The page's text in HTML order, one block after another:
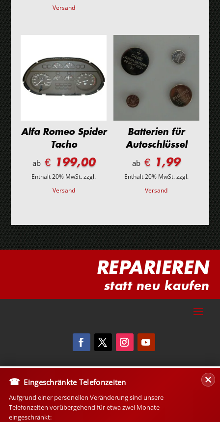
Versand
Alfa Romeo Spider
Tacho
ab€ 199,00
Enthält 20% MwSt.zzgl.
Versand
Batterien für
Autoschlüssel
ab € 1,99
Enthält 20% MwSt.zzgl.
Versand
REPARIEREN
statt neu kaufen
Eingeschränkte Telefonzeiten
Aufgrund einer personellen Veränderung sind unsere
Telefonzeiten vorübergehend für etwa zwei Monate
eingeschränkt: